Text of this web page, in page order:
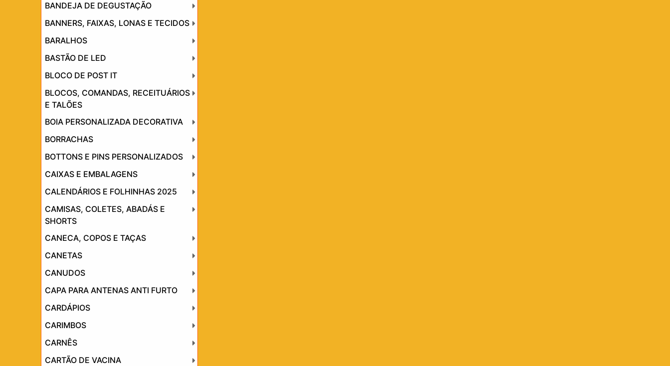
BANDEJA DE DEGUSTAÇÃO
BANNERS, FAIXAS, LONAS E TECIDOS
BARALHOS
BASTÃO DE LED
BLOCO DE POST IT
BLOCOS, COMANDAS, RECEITUÁRIOS
E TALÕES
BOIA PERSONALIZADA DECORATIVA
BORRACHAS
BOTTONS E PINS PERSONALIZADOS
CAIXAS E EMBALAGENS
CALENDÁRIOS E FOLHINHAS 2025
CAMISAS, COLETES, ABADÁS E
SHORTS
CANECA, COPOS E TAÇAS
CANETAS
CANUDOS
CAPA PARA ANTENAS ANTI FURTO
CARDÁPIOS
CARIMBOS
CARNÊS
CARTÃO DE VACINA